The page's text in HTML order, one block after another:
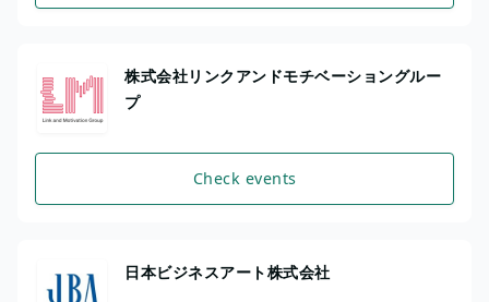
株式会社リンクアンドモチベーショングルー
プ
Check events
日本ビジネスアート株式会社